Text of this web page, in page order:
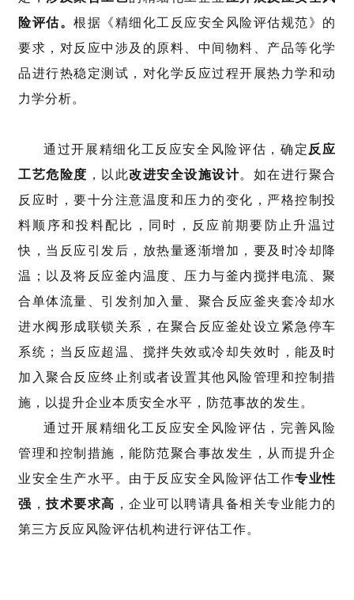
险评估。 根据《精细化工反应安全风险评估规范》的
要求，对反应中涉及的原料、中间物料、产品等化学
品进行热稳定测试，对化学反应过程开展热力学和动
力学分析。
通过开展精细化工反应安全风险评估，确定反应
工艺危险度 ，以此改进安全设施设计。如在进行聚合
反应时，要十分注意温度和压力的变化，严格控制投
料顺序和投料配比，同时，反应前期要防止升温过
快，当反应引发后，放热量逐渐增加，要及时冷却降
温；以及将反应釜内温度、压力与釜内搅拌电流、聚
合单体流量、引发剂加入量、聚合反应釜夹套冷却水
进水阀形成联锁关系，在聚合反应釜处设立紧急停车
系统；当反应超温、搅拌失效或冷却失效时，能及时
加入聚合反应终止剂或者设置其他风险管理和控制措
施，以提升企业本质安全水平，防范事故的发生。
通过开展精细化工反应安全风险评估，完善风险
管理和控制措施，能防范聚合事故发生，从而提升企
业安全生产水平。由于反应安全风险评估工作专业性
强 ， 技术要求高 ，企业可以聘请具备相关专业能力的
第三方反应风险评估机构进行评估工作。